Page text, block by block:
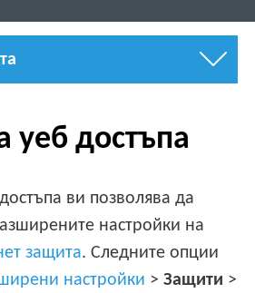
уеб достъпа
ви позволява да
настройки на
защита. Следните опции
настройки >Защити >